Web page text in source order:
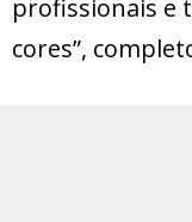
profissionais e
cores”,